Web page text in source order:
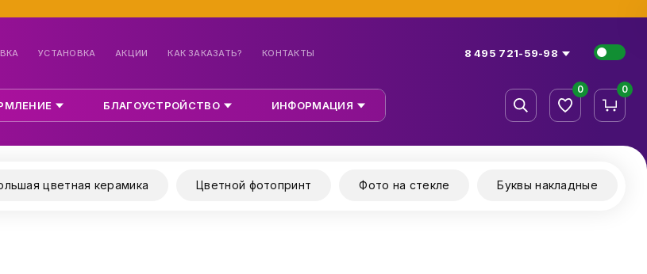
УСТАНОВКА АКЦИИ КАК ЗАКАЗАТЬ? КОНТАКТЫ 8 495 721-59-98
БЛАГОУСТРОЙСТВО ИНФОРМАЦИЯ
0 0
цветная керамика Цветной фотопринт Фото на стекле Буквы накладные